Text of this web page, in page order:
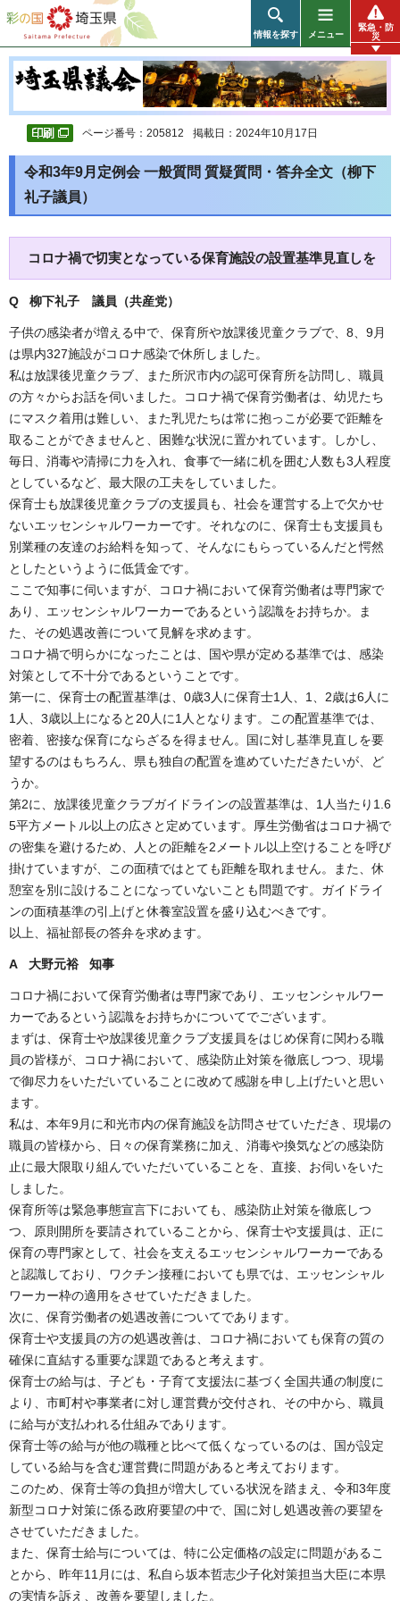
彩の国 埼玉県
情報を探す メニュー
緊急・防
災
ページ番号：205812 掲載日：2024年10月17日
令和3年9月定例会 一般質問 質疑質問・答弁全文（柳下
礼子議員）
コロナ禍で切実となっている保育施設の設置基準見直しを
Q 柳下礼子 議員（共産党）
子供の感染者が増える中で、保育所や放課後児童クラブで、8、9月
は県内327施設がコロナ感染で休所しました。
私は放課後児童クラブ、また所沢市内の認可保育所を訪問し、職員
の方々からお話を伺いました。コロナ禍で保育労働者は、幼児たち
にマスク着用は難しい、また乳児たちは常に抱っこが必要で距離を
取ることができませんと、困難な状況に置かれています。しかし、
毎日、消毒や清掃に力を入れ、食事で一緒に机を囲む人数も3人程度
としているなど、最大限の工夫をしていました。
保育士も放課後児童クラブの支援員も、社会を運営する上で欠かせ
ないエッセンシャルワーカーです。それなのに、保育士も支援員も
別業種の友達のお給料を知って、そんなにもらっているんだと愕然
としたというように低賃金です。
ここで知事に伺いますが、コロナ禍において保育労働者は専門家で
あり、エッセンシャルワーカーであるという認識をお持ちか。ま
た、その処遇改善について見解を求めます。
コロナ禍で明らかになったことは、国や県が定める基準では、感染
対策として不十分であるということです。
第一に、保育士の配置基準は、0歳3人に保育士1人、1、2歳は6人に
1人、3歳以上になると20人に1人となります。この配置基準では、
密着、密接な保育にならざるを得ません。国に対し基準見直しを要
望するのはもちろん、県も独自の配置を進めていただきたいが、ど
うか。
第2に、放課後児童クラブガイドラインの設置基準は、1人当たり1.6
5平方メートル以上の広さと定めています。厚生労働省はコロナ禍で
の密集を避けるため、人との距離を2メートル以上空けることを呼び
掛けていますが、この面積ではとても距離を取れません。また、休
憩室を別に設けることになっていないことも問題です。ガイドライ
ンの面積基準の引上げと休養室設置を盛り込むべきです。
以上、福祉部長の答弁を求めます。
A 大野元裕 知事
コロナ禍において保育労働者は専門家であり、エッセンシャルワー
カーであるという認識をお持ちかについてでございます。
まずは、保育士や放課後児童クラブ支援員をはじめ保育に関わる職
員の皆様が、コロナ禍において、感染防止対策を徹底しつつ、現場
で御尽力をいただいていることに改めて感謝を申し上げたいと思い
ます。
私は、本年9月に和光市内の保育施設を訪問させていただき、現場の
職員の皆様から、日々の保育業務に加え、消毒や換気などの感染防
止に最大限取り組んでいただいていることを、直接、お伺いをいた
しました。
保育所等は緊急事態宣言下においても、感染防止対策を徹底しつ
つ、原則開所を要請されていることから、保育士や支援員は、正に
保育の専門家として、社会を支えるエッセンシャルワーカーである
と認識しており、ワクチン接種においても県では、エッセンシャル
ワーカー枠の適用をさせていただきました。
次に、保育労働者の処遇改善についてであります。
保育士や支援員の方の処遇改善は、コロナ禍においても保育の質の
確保に直結する重要な課題であると考えます。
保育士の給与は、子ども・子育て支援法に基づく全国共通の制度に
より、市町村や事業者に対し運営費が交付され、その中から、職員
に給与が支払われる仕組みであります。
保育士等の給与が他の職種と比べて低くなっているのは、国が設定
している給与を含む運営費に問題があると考えております。
このため、保育士等の負担が増大している状況を踏まえ、令和3年度
新型コロナ対策に係る政府要望の中で、国に対し処遇改善の要望を
させていただきました。
また、保育士給与については、特に公定価格の設定に問題があるこ
とから、昨年11月には、私自ら坂本哲志少子化対策担当大臣に本県
の実情を訴え、改善を要望しました。